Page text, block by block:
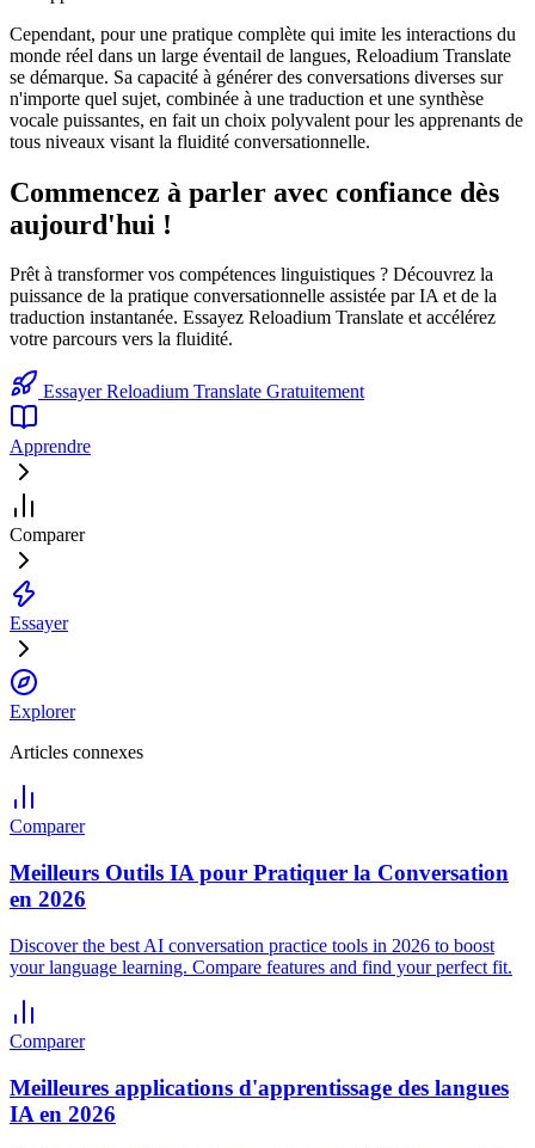
Cependant, pour une pratique complète qui imite les interactions du
monde réel dans un large éventail de langues, Reloadium Translate
se démarque. Sa capacité à générer des conversations diverses sur
n'importe quel sujet, combinée à une traduction et une synthèse
vocale puissantes, en fait un choix polyvalent pour les apprenants de
tous niveaux visant la fluidité conversationnelle.
Commencez à parler avec confiance dès
aujourd'hui !
Prêt à transformer vos compétences linguistiques ? Découvrez la
puissance de la pratique conversationnelle assistée par IA et de la
traduction instantanée. Essayez Reloadium Translate et accélérez
votre parcours vers la fluidité.
Essayer Reloadium Translate Gratuitement
Apprendre
Comparer
Essayer
Explorer
Articles connexes
Comparer
Meilleurs Outils IA pour Pratiquer la Conversation
en 2026
Discover the best AI conversation practice tools in 2026 to boost
your language learning. Compare features and find your perfect fit.
Comparer
Meilleures applications d'apprentissage des langues
IA en 2026